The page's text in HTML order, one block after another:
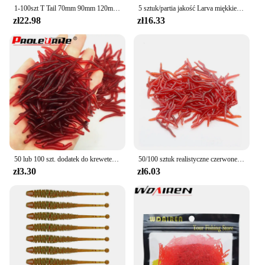
1-100szt T Tail 70mm 90mm 120mm Shad Worm Soft Bait Sztuczna przynęta Swimbait Bait Wobbler Soft Baits Silicone Fishing Sports
zł22.98
5 sztuk/partia jakość Larva miękkie przynęty 55mm 75mm 100mm sztuczne silikonowe miękkie przynęty robak woblery wędkarskie Bass karp Swimbaits
zł16.33
50 lub 100 szt. dodatek do krewetek czerwony zapach dżdżownica miękka silikonowa czerwona przynęta na robaki sztuczny sprzęt wędkarski karp basowy pstrąg
zł3.30
50/100 sztuk realistyczne czerwone dżdżownice przynęty robaki sztuczna przynęta wędkarska 40mm miękkie przynęty silikonowe krewetki smak dodatki przynęty Tackle
zł6.03